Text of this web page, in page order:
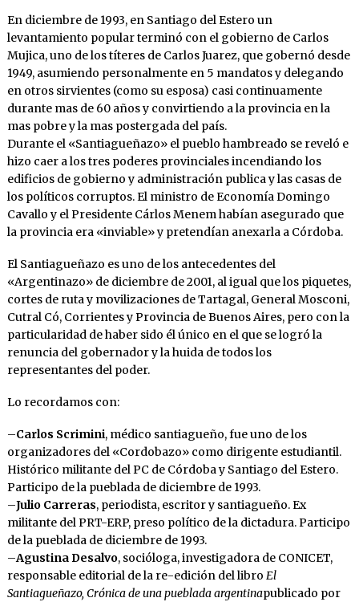
En diciembre de 1993, en Santiago del Estero un
levantamiento popular terminó con el gobierno de Carlos
Mujica, uno de los títeres de Carlos Juarez, que gobernó desde
1949, asumiendo personalmente en 5 mandatos y delegando
en otros sirvientes (como su esposa) casi continuamente
durante mas de 60 años y convirtiendo a la provincia en la
mas pobre y la mas postergada del país.
Durante el «Santiagueñazo» el pueblo hambreado se reveló e
hizo caer a los tres poderes provinciales incendiando los
edificios de gobierno y administración publica y las casas de
los políticos corruptos. El ministro de Economía Domingo
Cavallo y el Presidente Cárlos Menem habían asegurado que
la provincia era «inviable» y pretendían anexarla a Córdoba.
El Santiagueñazo es uno de los antecedentes del
«Argentinazo» de diciembre de 2001, al igual que los piquetes,
cortes de ruta y movilizaciones de Tartagal, General Mosconi,
Cutral Có, Corrientes y Provincia de Buenos Aires, pero con la
particularidad de haber sido él único en el que se logró la
renuncia del gobernador y la huida de todos los
representantes del poder.
Lo recordamos con:
–Carlos Scrimini, médico santiagueño, fue uno de los
organizadores del «Cordobazo» como dirigente estudiantil.
Histórico militante del PC de Córdoba y Santiago del Estero.
Participo de la pueblada de diciembre de 1993.
–Julio Carreras, periodista, escritor y santiagueño. Ex
militante del PRT-ERP, preso político de la dictadura. Participo
de la pueblada de diciembre de 1993.
–Agustina Desalvo, socióloga, investigadora de CONICET,
responsable editorial de la re-edición del libro El
Santiagueñazo, Crónica de una pueblada argentinapublicado por